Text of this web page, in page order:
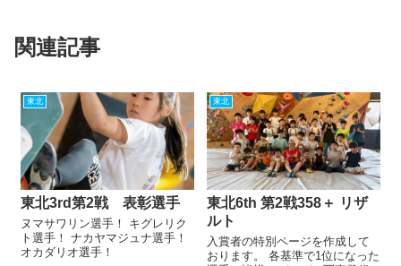
関連記事
東北
東北3rd第2戦 表彰選手
ヌマサワリン選手！ キグレリク
ト選手！ ナカヤマジュナ選手！
オカダリオ選手！
東北
東北6th 第2戦358＋ リザ
ルト
入賞者の特別ページを作成して
おります。 各基準で1位になった